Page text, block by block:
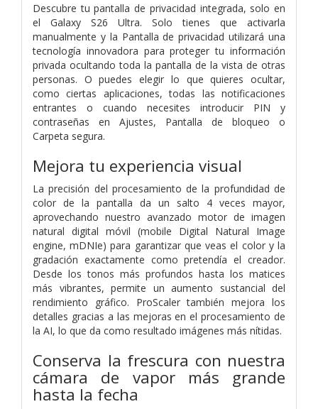
Descubre tu pantalla de privacidad integrada, solo en
el Galaxy S26 Ultra. Solo tienes que activarla
manualmente y la Pantalla de privacidad utilizará una
tecnología innovadora para proteger tu información
privada ocultando toda la pantalla de la vista de otras
personas. O puedes elegir lo que quieres ocultar,
como ciertas aplicaciones, todas las notificaciones
entrantes o cuando necesites introducir PIN y
contraseñas en Ajustes, Pantalla de bloqueo o
Carpeta segura.
Mejora tu experiencia visual
La precisión del procesamiento de la profundidad de
color de la pantalla da un salto 4 veces mayor,
aprovechando nuestro avanzado motor de imagen
natural digital móvil (mobile Digital Natural Image
engine, mDNIe) para garantizar que veas el color y la
gradación exactamente como pretendía el creador.
Desde los tonos más profundos hasta los matices
más vibrantes, permite un aumento sustancial del
rendimiento gráfico. ProScaler también mejora los
detalles gracias a las mejoras en el procesamiento de
la AI, lo que da como resultado imágenes más nítidas.
Conserva la frescura con nuestra
cámara de vapor más grande
hasta la fecha